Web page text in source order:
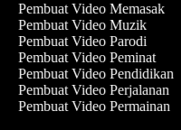
Pembuat Video Memasak
Pembuat Video Muzik
Pembuat Video Parodi
Pembuat Video Peminat
Pembuat Video Pendidikan
Pembuat Video Perjalanan
Pembuat Video Permainan